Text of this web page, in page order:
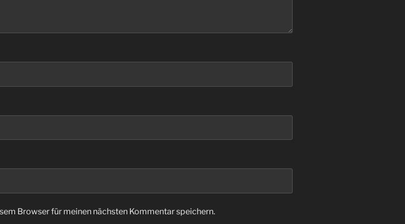
Browser für meinen nächsten Kommentar speichern.